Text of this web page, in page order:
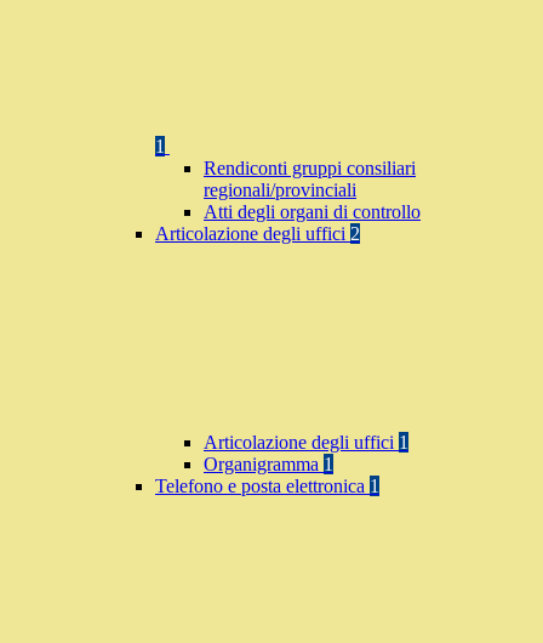
1
Rendiconti gruppi consiliari
regionali/provinciali
Atti degli organi di controllo
Articolazione degli uffici 2
Articolazione degli uffici 1
Organigramma 1
Telefono e posta elettronica 1